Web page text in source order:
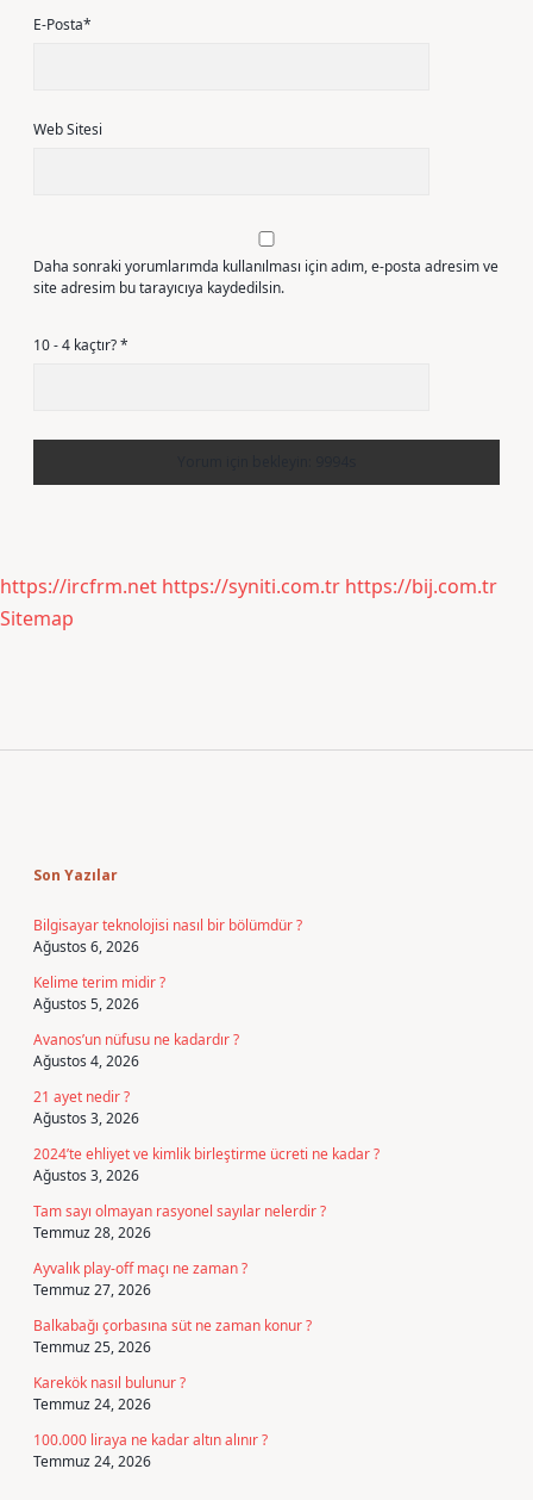
E-Posta*
Web Sitesi
Daha sonraki yorumlarımda kullanılması için adım, e-posta adresim ve
site adresim bu tarayıcıya kaydedilsin.
10 - 4 kaçtır?*
https://ircfrm.net https://syniti.com.tr https://bij.com.tr
Sitemap
Son Yazılar
Bilgisayar teknolojisi nasıl bir bölümdür ?
Ağustos 6, 2026
Kelime terim midir ?
Ağustos 5, 2026
Avanos’un nüfusu ne kadardır ?
Ağustos 4, 2026
21 ayet nedir ?
Ağustos 3, 2026
2024’te ehliyet ve kimlik birleştirme ücreti ne kadar ?
Ağustos 3, 2026
Tam sayı olmayan rasyonel sayılar nelerdir ?
Temmuz 28, 2026
Ayvalık play-off maçı ne zaman ?
Temmuz 27, 2026
Balkabağı çorbasına süt ne zaman konur ?
Temmuz 25, 2026
Karekök nasıl bulunur ?
Temmuz 24, 2026
100.000 liraya ne kadar altın alınır ?
Temmuz 24, 2026